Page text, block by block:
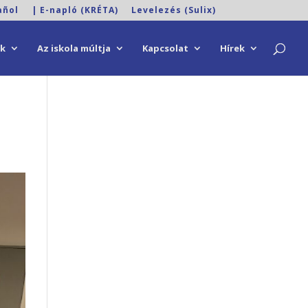
| E-napló (KRÉTA) Levelezés (Sulix)
Az iskola múltja Kapcsolat Hírek